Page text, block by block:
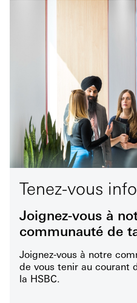
Tenez-vous
Joignez-vous à
communauté de
Joignez-vous à notre
de vous tenir au courant
la HSBC.